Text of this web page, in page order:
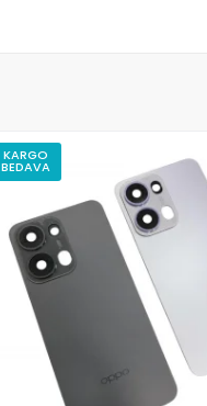
KARGO
BEDAVA